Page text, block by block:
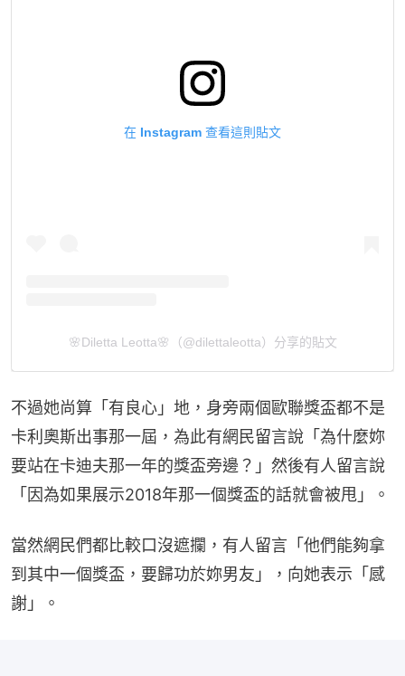
在 Instagram 查看這則貼文
🌸Diletta Leotta🌸（@dilettaleotta）分享的貼文
不過她尚算「有良心」地，身旁兩個歐聯獎盃都不是
卡利奧斯出事那一屆，為此有網民留言說「為什麼妳
要站在卡迪夫那一年的獎盃旁邊？」然後有人留言說
「因為如果展示2018年那一個獎盃的話就會被甩」。
當然網民們都比較口沒遮攔，有人留言「他們能夠拿
到其中一個獎盃，要歸功於妳男友」，向她表示「感
謝」。